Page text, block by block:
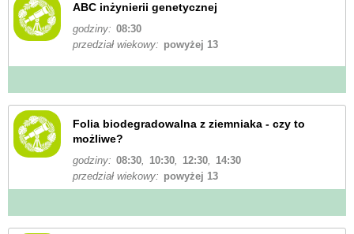
ABC inżynierii genetycznej
godziny: 08:30
przedział wiekowy: powyżej 13
Folia biodegradowalna z ziemniaka - czy to
możliwe?
godziny: 08:30, 10:30, 12:30,
14:30
przedział wiekowy: powyżej 13